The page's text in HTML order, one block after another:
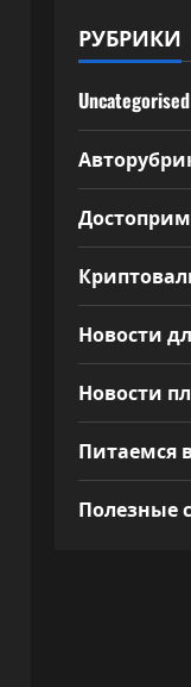
РУБРИКИ
Uncategorised
Новости
Новости
Питаемся
Полезные